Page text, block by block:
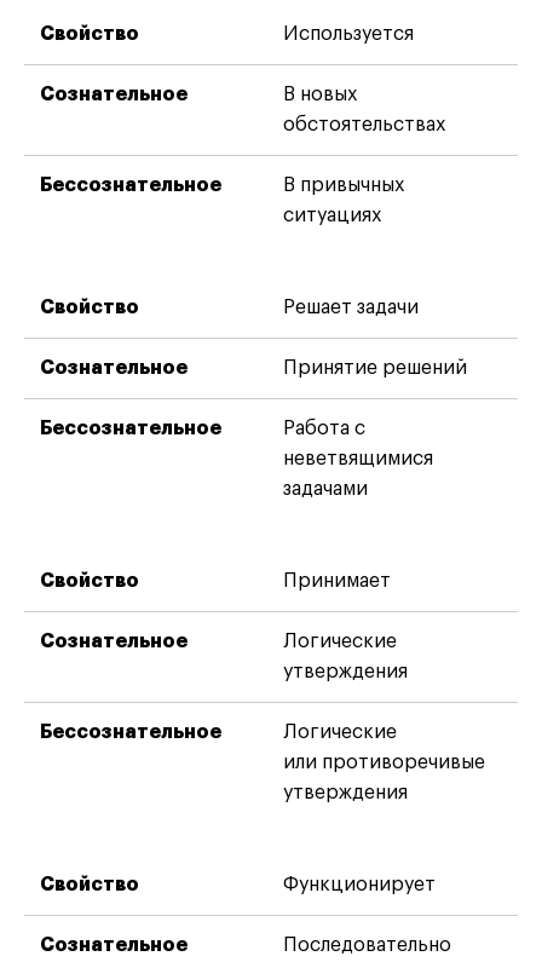
Используется
В новых
обстоятельствах
В привычных
ситуациях
Решает задачи
Принятие решений
Работа с
неветвящимися
задачами
Принимает
Логические
утверждения
Логические
или противоречивые
утверждения
Функционирует
Последовательно